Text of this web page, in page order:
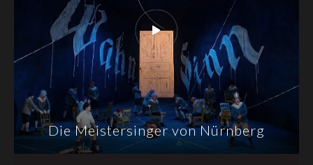
Die Meistersinger von Nürnberg